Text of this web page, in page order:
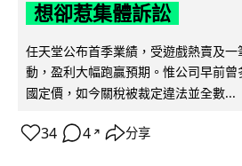
想卻惹集體訴訟
任天堂公布首季業績，受遊戲熱賣及
動，盈利大幅跑贏預期。惟公司早前
國定價，如今關稅被裁定違法並全數...
34 4 ↗ 分享